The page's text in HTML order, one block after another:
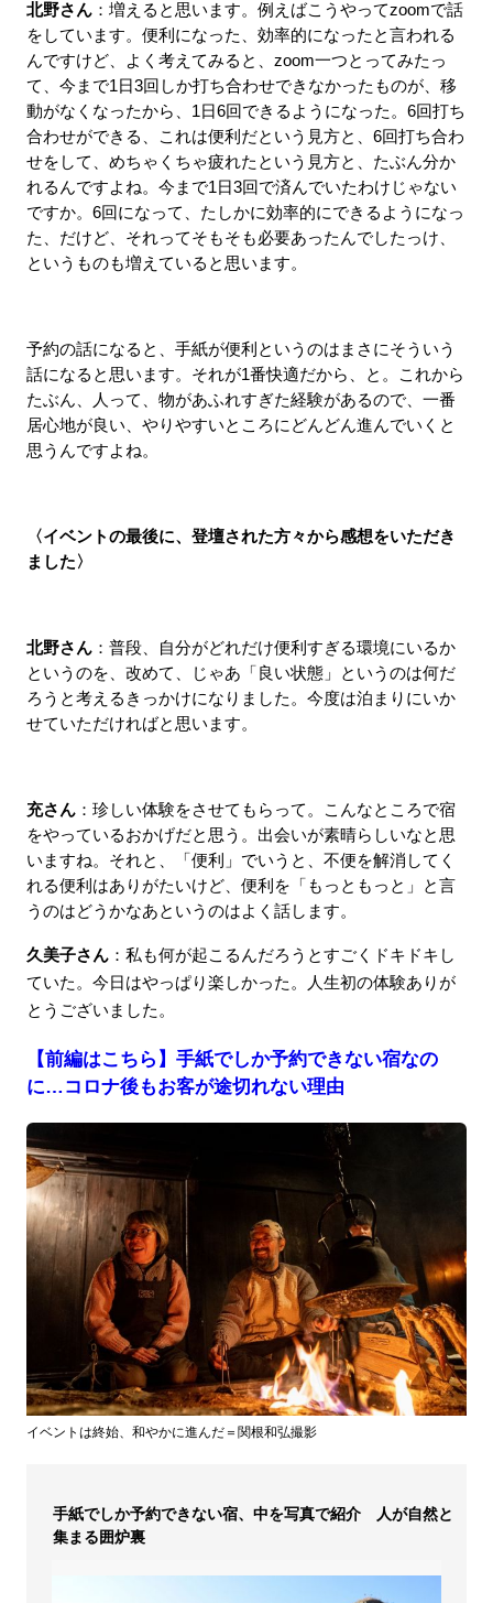
北野さん：増えると思います。例えばこうやってzoomで話
をしています。便利になった、効率的になったと言われる
んですけど、よく考えてみると、zoom一つとってみたっ
て、今まで1日3回しか打ち合わせできなかったものが、移
動がなくなったから、1日6回できるようになった。6回打ち
合わせができる、これは便利だという見方と、6回打ち合わ
せをして、めちゃくちゃ疲れたという見方と、たぶん分か
れるんですよね。今まで1日3回で済んでいたわけじゃない
ですか。6回になって、たしかに効率的にできるようになっ
た、だけど、それってそもそも必要あったんでしたっけ、
というものも増えていると思います。
予約の話になると、手紙が便利というのはまさにそういう
話になると思います。それが1番快適だから、と。これから
たぶん、人って、物があふれすぎた経験があるので、一番
居心地が良い、やりやすいところにどんどん進んでいくと
思うんですよね。
〈イベントの最後に、登壇された方々から感想をいただき
ました〉
北野さん：普段、自分がどれだけ便利すぎる環境にいるか
というのを、改めて、じゃあ「良い状態」というのは何だ
ろうと考えるきっかけになりました。今度は泊まりにいか
せていただければと思います。
充さん：珍しい体験をさせてもらって。こんなところで宿
をやっているおかげだと思う。出会いが素晴らしいなと思
いますね。それと、「便利」でいうと、不便を解消してく
れる便利はありがたいけど、便利を「もっともっと」と言
うのはどうかなあというのはよく話します。
久美子さん：私も何が起こるんだろうとすごくドキドキし
ていた。今日はやっぱり楽しかった。人生初の体験ありが
とうございました。
【前編はこちら】手紙でしか予約できない宿なの
に…コロナ後もお客が途切れない理由
イベントは終始、和やかに進んだ＝関根和弘撮影
手紙でしか予約できない宿、中を写真で紹介 人が自然と
集まる囲炉裏